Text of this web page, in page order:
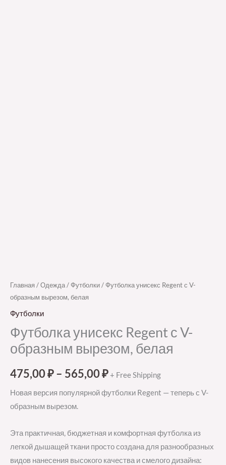
Главная /Одежда/Футболки/ Футболка унисекс Regent с V-
образным вырезом, белая
Футболки
Футболка унисекс Regent с V-
образным вырезом, белая
475,00₽– 565,00₽+ Free Shipping
Новая версия популярной футболки Regent — теперь с V-
образным вырезом.
Эта практичная, бюджетная и комфортная футболка из
легкой дышащей ткани просто создана для разнообразных
видов нанесения высокого качества и смелого дизайна: